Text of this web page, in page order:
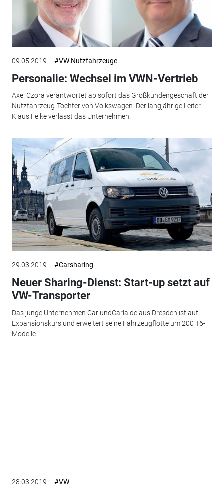
09.05.2019 #VW Nutzfahrzeuge
Personalie: Wechsel im VWN-Vertrieb
Axel Czora verantwortet ab sofort das Großkundengeschäft der
Nutzfahrzeug-Tochter von Volkswagen. Der langjährige Leiter
Klaus Feike verlässt das Unternehmen.
29.03.2019 #Carsharing
Neuer Sharing-Dienst: Start-up setzt auf
VW-Transporter
Das junge Unternehmen CarlundCarla.de aus Dresden ist auf
Expansionskurs und erweitert seine Fahrzeugflotte um 200 T6-
Modelle.
28.03.2019 #VW